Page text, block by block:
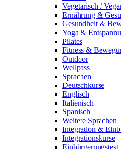
Vegetarisch /
Ernährung &
Gesundheit &
Yoga &
Pilates
Fitness &
Outdoor
Wellpass
Sprachen
Deutschkurse
Englisch
Italienisch
Spanisch
Weitere Sprachen
Integration &
Integrationskurse
Einbürgerungstest